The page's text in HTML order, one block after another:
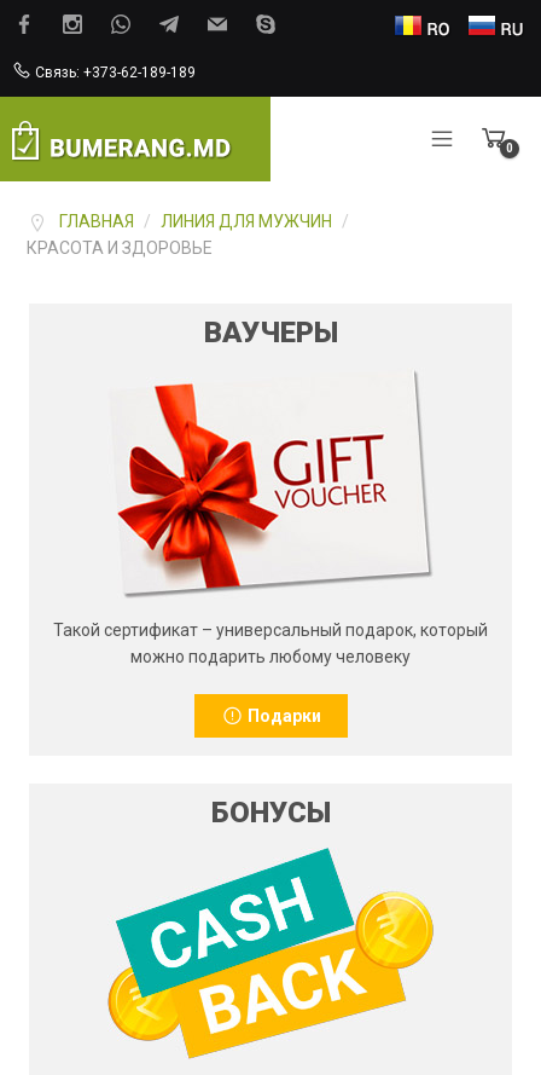
Связь: +373-62-189-189
0
ГЛАВНАЯ / ЛИНИЯ ДЛЯ МУЖЧИН
/
КРАСОТА И ЗДОРОВЬЕ
ВАУЧЕРЫ
Такой сертификат – универсальный подарок, который
можно подарить любому человеку
Подарки
БОНУСЫ